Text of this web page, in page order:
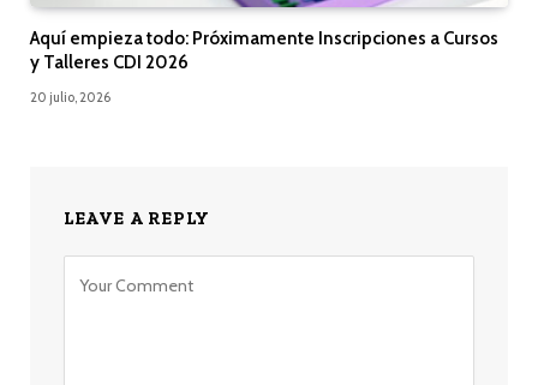
Aquí empieza todo: Próximamente Inscripciones a Cursos
y Talleres CDI 2026
20 julio, 2026
LEAVE A REPLY